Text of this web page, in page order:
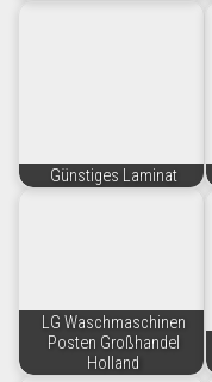
Günstiges Laminat
LG Waschmaschinen
Posten Großhandel
Holland